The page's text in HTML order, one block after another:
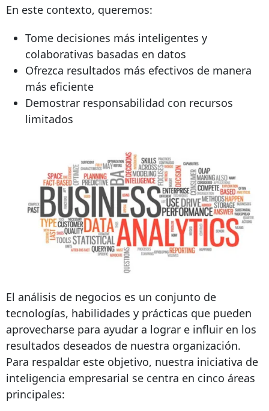
En este contexto, queremos:
Tome decisiones más inteligentes y
colaborativas basadas en datos
Ofrezca resultados más efectivos de manera
más eficiente
Demostrar responsabilidad con recursos
limitados
El análisis de negocios es un conjunto de
tecnologías, habilidades y prácticas que pueden
aprovecharse para ayudar a lograr e influir en los
resultados deseados de nuestra organización.
Para respaldar este objetivo, nuestra iniciativa de
inteligencia empresarial se centra en cinco áreas
principales: